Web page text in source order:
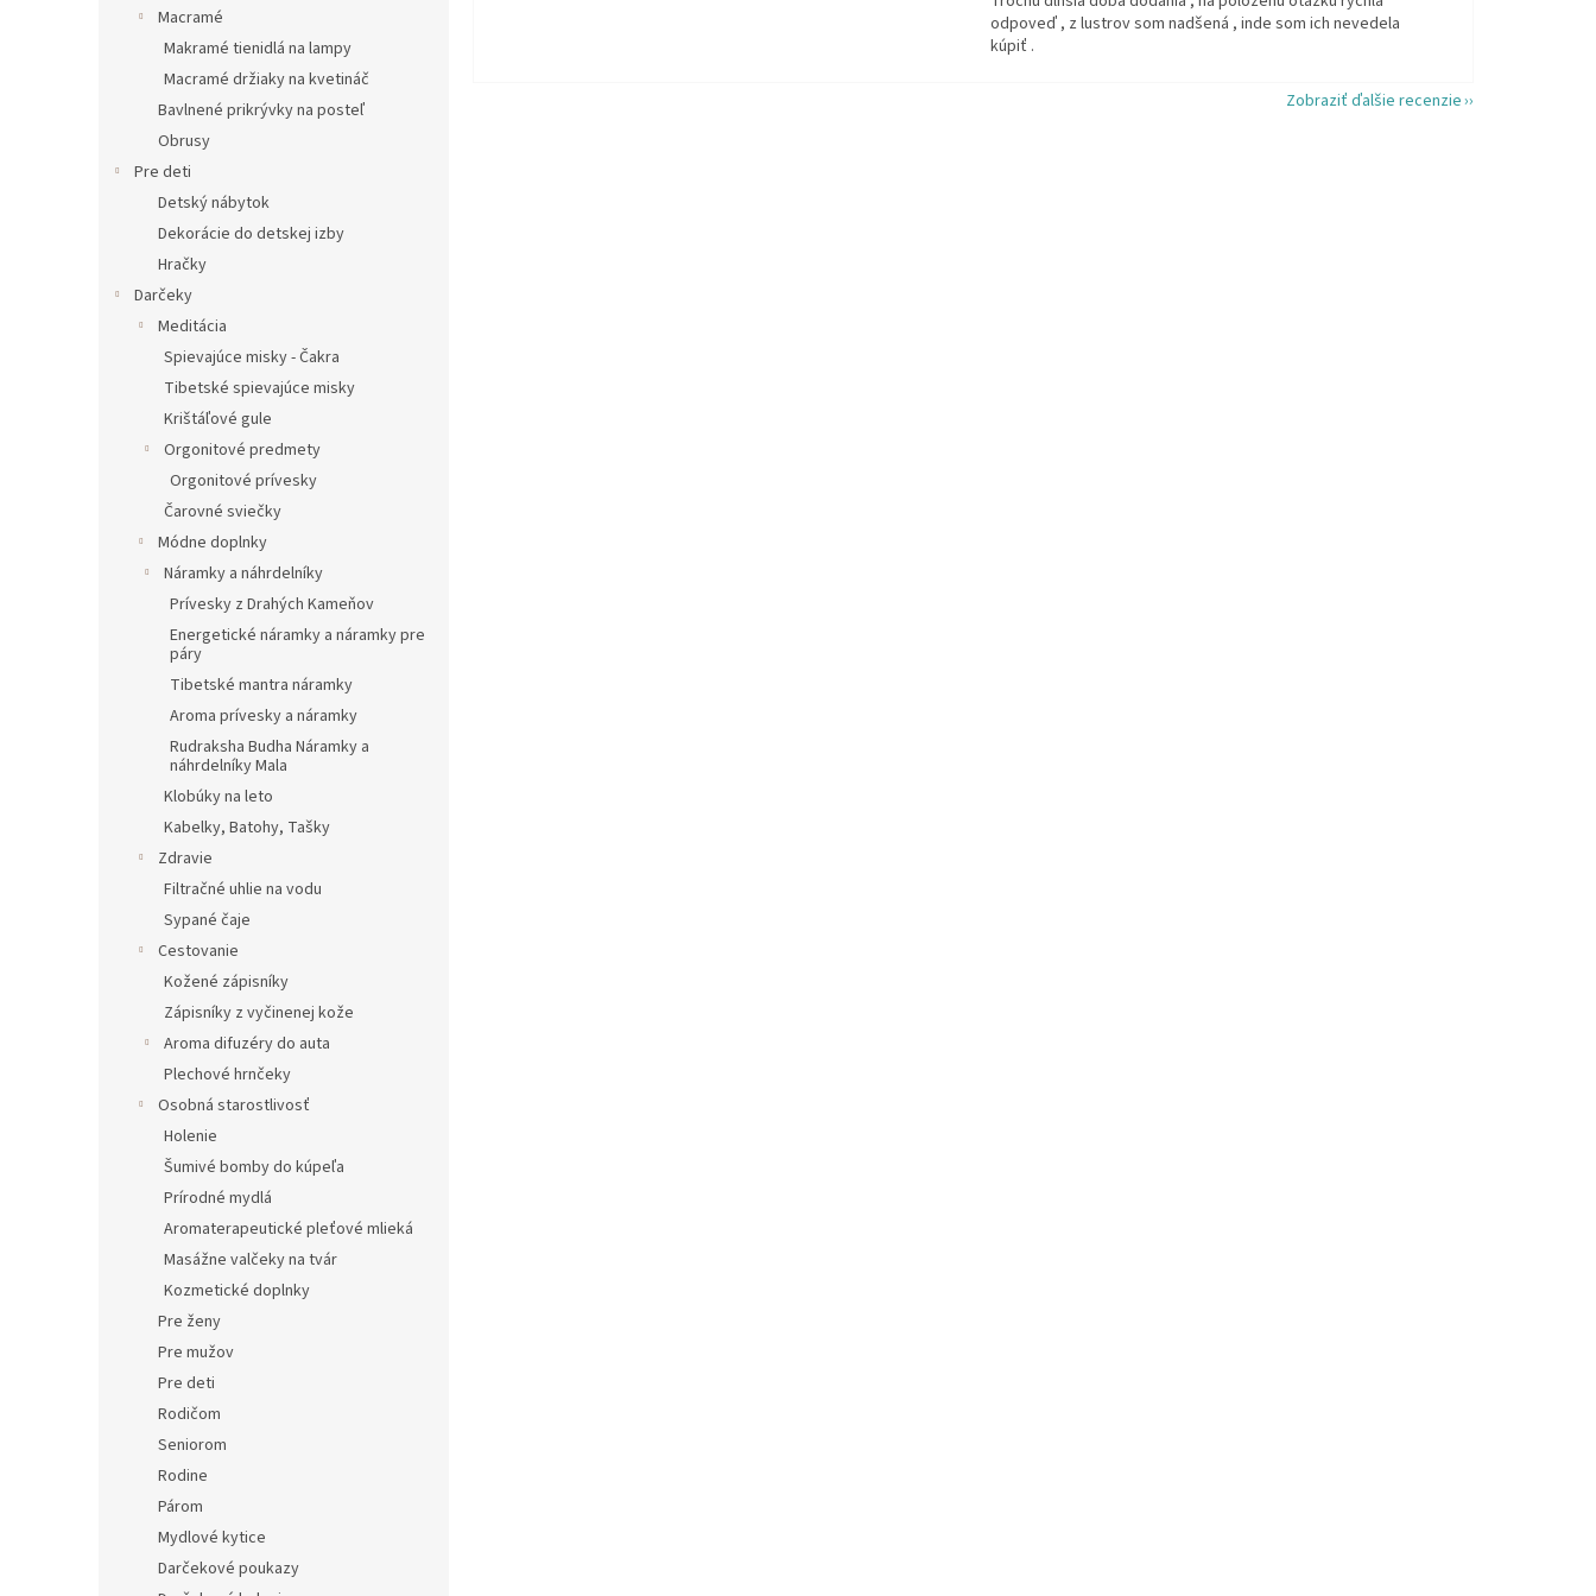
Macramé
Makramé tienidlá na lampy
Macramé držiaky na kvetináč
Bavlnené prikrývky na posteľ
Obrusy
Pre deti
Detský nábytok
Dekorácie do detskej izby
Hračky
Darčeky
Meditácia
Spievajúce misky - Čakra
Tibetské spievajúce misky
Krištáľové gule
Orgonitové predmety
Orgonitové prívesky
Čarovné sviečky
Módne doplnky
Náramky a náhrdelníky
Prívesky z Drahých Kameňov
Energetické náramky a náramky pre
páry
Tibetské mantra náramky
Aroma prívesky a náramky
Rudraksha Budha Náramky a
náhrdelníky Mala
Klobúky na leto
Kabelky, Batohy, Tašky
Zdravie
Filtračné uhlie na vodu
Sypané čaje
Cestovanie
Kožené zápisníky
Zápisníky z vyčinenej kože
Aroma difuzéry do auta
Plechové hrnčeky
Osobná starostlivosť
Holenie
Šumivé bomby do kúpeľa
Prírodné mydlá
Aromaterapeutické pleťové mlieká
Masážne valčeky na tvár
Kozmetické doplnky
Pre ženy
Pre mužov
Pre deti
Rodičom
Seniorom
Rodine
Párom
Mydlové kytice
Darčekové poukazy
odpoveď , z lustrov som nadšená , inde som ich nevedela
kúpiť .
Zobraziť ďalšie recenzie